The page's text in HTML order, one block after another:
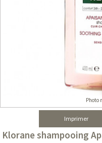
Photo
Imprimer
Klorane shampooing